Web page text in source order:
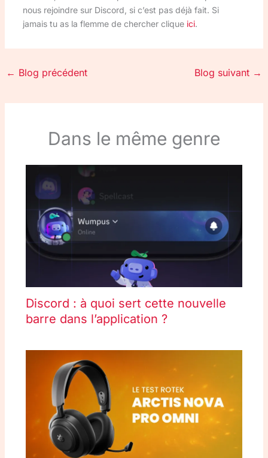
nous rejoindre sur Discord, si c’est pas déjà fait. Si
jamais tu as la flemme de chercher clique ici.
← Blog précédent Blog suivant →
Dans le même genre
Discord : à quoi sert cette nouvelle
barre dans l’application ?